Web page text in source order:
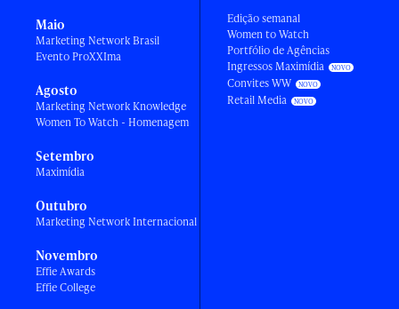
Maio
Marketing Network Brasil
Evento ProXXIma
Agosto
Marketing Network Knowledge
Women To Watch - Homenagem
Setembro
Maximídia
Outubro
Marketing Network Internacional
Novembro
Effie Awards
Effie College
Edição semanal
Women to Watch
Portfólio de Agências
Ingressos Maximídia
Convites WW
Retail Media